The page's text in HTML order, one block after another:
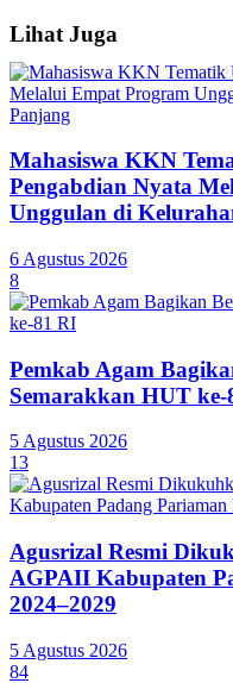
Lihat Juga
Mahasiswa KKN
Pengabdian Nyata
Unggulan di
6 Agustus 2026
8
Pemkab Agam
Semarakkan HUT ke-
5 Agustus 2026
13
Agusrizal Resmi
AGPAII Kabupaten
2024–2029
5 Agustus 2026
84